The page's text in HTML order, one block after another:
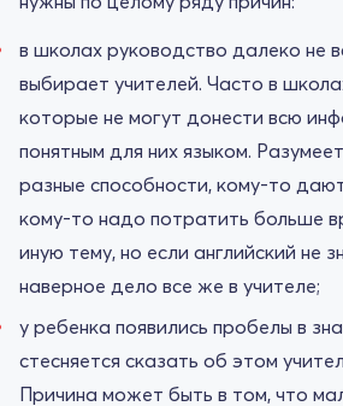
в школах руководство далеко не
выбирает учителей. Часто в
которые не могут донести всю
понятным для них языком.
разные способности, кому-то
кому-то надо потратить больше
иную тему, но если английский не
наверное дело все же в учителе;
у ребенка появились пробелы в
стесняется сказать об этом
Причина может быть в том, что